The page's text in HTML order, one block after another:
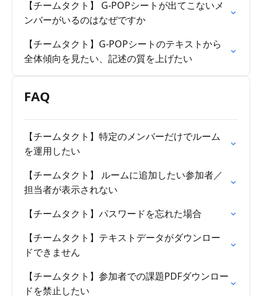
【チームタクト】 G-POPシートが出てこないメ
ンバーがいるのはなぜですか
【チームタクト】G-POPシートのテキストから
全体傾向を見たい、記述の質を上げたい
FAQ
【チームタクト】特定のメンバーだけでルーム
を運用したい
【チームタクト】 ルームに追加したい参加者／
担当者が表示されない
【チームタクト】パスワードを忘れた場合
【チームタクト】テキストデータがダウンロー
ドできません
【チームタクト】参加者での課題PDFダウンロー
ドを禁止したい